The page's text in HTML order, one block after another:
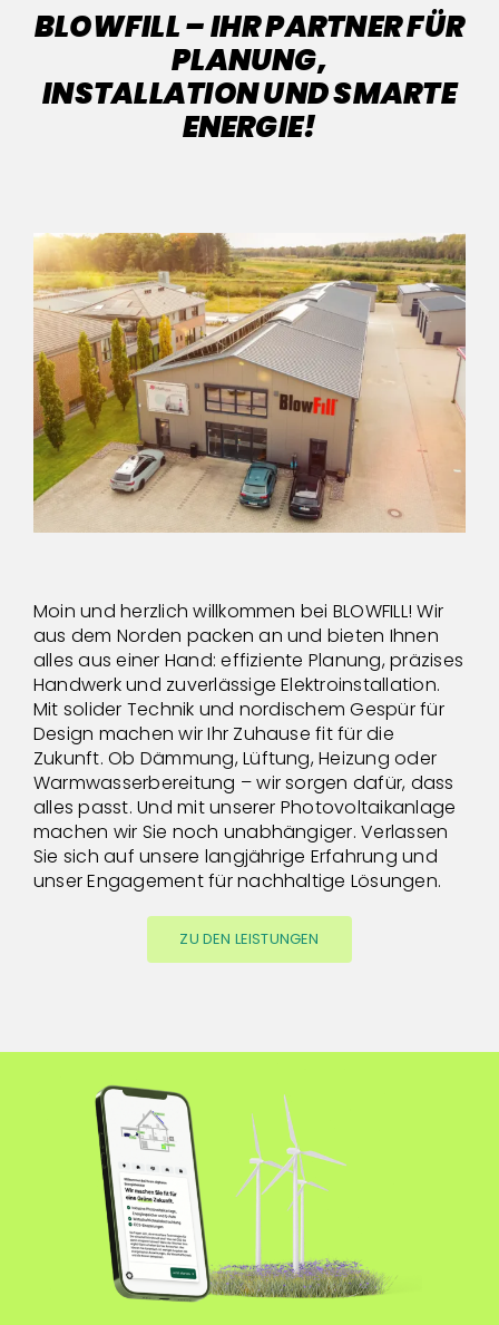
BLOWFILL – IHR PARTNER FÜR
PLANUNG,
INSTALLATION UND SMARTE
ENERGIE!
Moin und herzlich willkommen bei BLOWFILL! Wir
aus dem Norden packen an und bieten Ihnen
alles aus einer Hand: effiziente Planung, präzises
Handwerk und zuverlässige Elektroinstallation.
Mit solider Technik und nordischem Gespür für
Design machen wir Ihr Zuhause fit für die
Zukunft. Ob Dämmung, Lüftung, Heizung oder
Warmwasserbereitung – wir sorgen dafür, dass
alles passt. Und mit unserer Photovoltaikanlage
machen wir Sie noch unabhängiger. Verlassen
Sie sich auf unsere langjährige Erfahrung und
unser Engagement für nachhaltige Lösungen.
ZU DEN LEISTUNGEN